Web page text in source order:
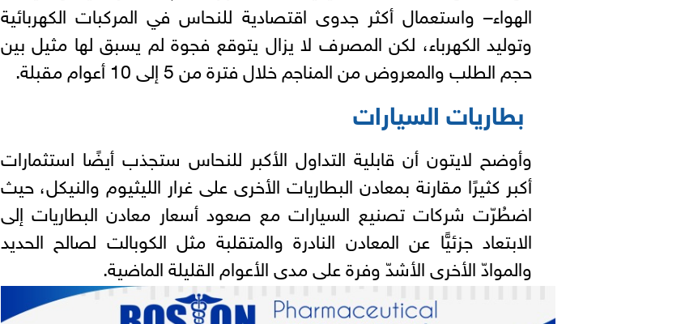
الهواء– واستعمال أكثر جدوى اقتصادية للنحاس في المركبات الكهربائية
وتوليد الكهرباء، لكن المصرف لا يزال يتوقع فجوة لم يسبق لها مثيل بين
حجم الطلب والمعروض من المناجم خلال فترة من 5 إلى 10 أعوام مقبلة.
بطاريات السيارات
وأوضح لايتون أن قابلية التداول الأكبر للنحاس ستجذب أيضًا استثمارات
أكبر كثيرًا مقارنة بمعادن البطاريات الأخرى على غرار الليثيوم والنيكل، حيث
اضطُرّت شركات تصنيع السيارات مع صعود أسعار معادن البطاريات إلى
الابتعاد جزئيًّا عن المعادن النادرة والمتقلبة مثل الكوبالت لصالح الحديد
والموادّ الأخرى الأشدّ وفرة على مدى الأعوام القليلة الماضية.